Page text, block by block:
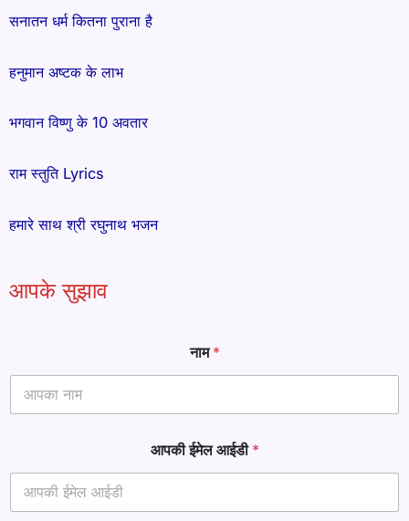
सनातन धर्म कितना पुराना है
हनुमान अष्टक के लाभ
भगवान विष्णु के 10 अवतार
राम स्तुति Lyrics
हमारे साथ श्री रघुनाथ भजन
आपके सुझाव
नाम*
आपकी ईमेल आईडी *